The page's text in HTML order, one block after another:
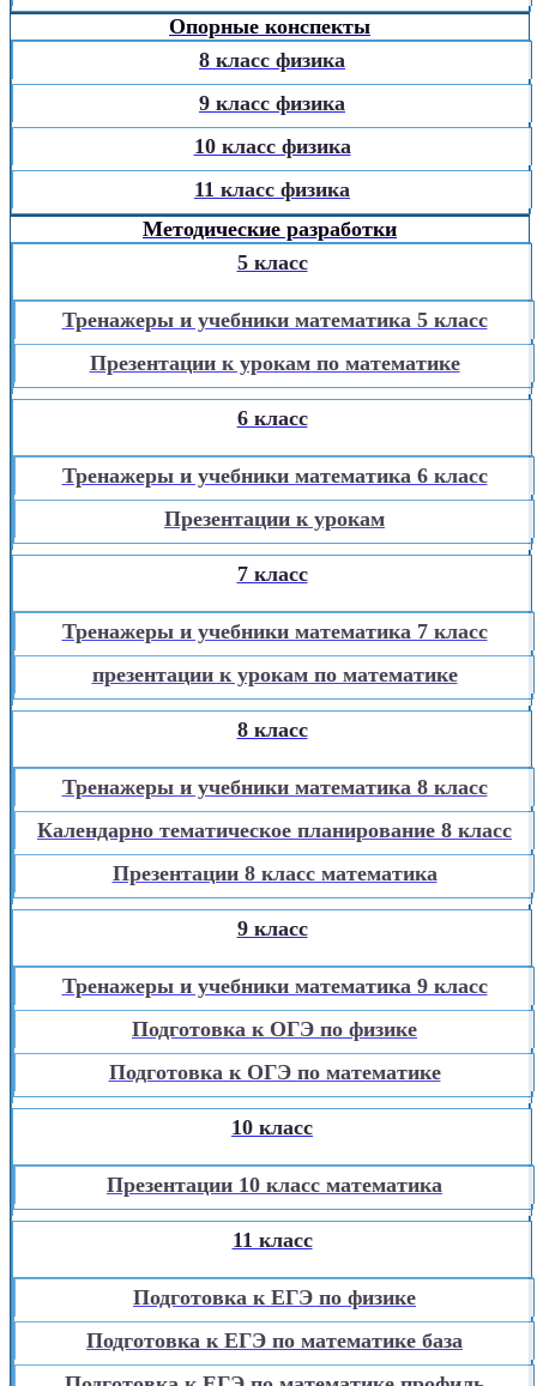
Опорные конспекты
8 класс физика
9 класс физика
10 класс физика
11 класс физика
Методические разработки
5 класс
Тренажеры и учебники математика 5 класс
Презентации к урокам по математике
6 класс
Тренажеры и учебники математика 6 класс
Презентации к урокам
7 класс
Тренажеры и учебники математика 7 класс
презентации к урокам по математике
8 класс
Тренажеры и учебники математика 8 класс
Календарно тематическое планирование 8 класс
Презентации 8 класс математика
9 класс
Тренажеры и учебники математика 9 класс
Подготовка к ОГЭ по физике
Подготовка к ОГЭ по математике
10 класс
Презентации 10 класс математика
11 класс
Подготовка к ЕГЭ по физике
Подготовка к ЕГЭ по математике база